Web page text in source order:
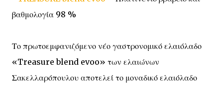
βαθμολογία 98 %
Το πρωτοεμφανιζόμενο νέο γαστρονομικό ελαιόλαδο
«Treasure blend evoo» των ελαιώνων
Σακελλαρόπουλου αποτελεί το μοναδικό ελαιόλαδο